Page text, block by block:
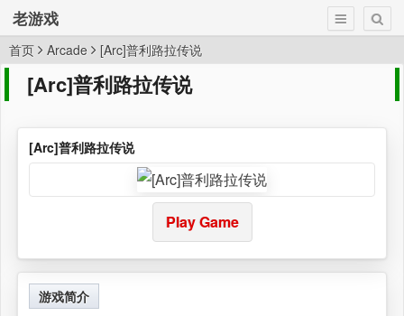
老游戏
首页 Arcade [Arc]普利路拉传说
[Arc]普利路拉传说
[Arc]普利路拉传说
Play Game
游戏简介